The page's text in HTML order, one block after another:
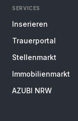
SERVICES
Inserieren
Trauerportal
Stellenmarkt
Immobilienmarkt
AZUBI NRW